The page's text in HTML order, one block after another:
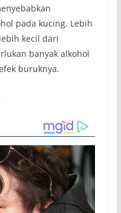
pada kucing. Lebih
kecil dari
banyak alkohol
buruknya.